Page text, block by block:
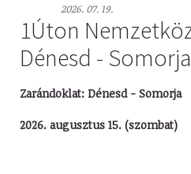
2026. 07. 19.
1Úton
Dénesd - Somorja
Zarándoklat: Dénesd - Somorja
2026. augusztus 15. (szombat)